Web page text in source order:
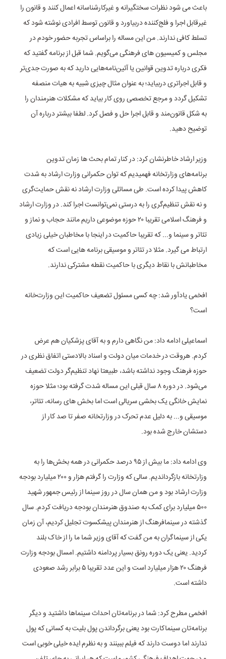
باعث می شود نظرات سختگیرانه و غیرکارشناسانه اعمال کنند و قانون را
غیرقابل اجرا و فلج‌کننده دربیاورد و قانون توسط افرادی نوشته شود که
تسلط کافی ندارند. من این مساله را براساس تجربه حضور خودم در
مجلس و کمیسیون های فرهنگی می‌گویم. شما قبل از برنامه گفتید که
فکری درباره تدوین قوانین یا آئین‌نامه‌هایی دارید که به صورت جدی‌تر
و قابل اجراتری دربیاید؛ به عنوان مثال چیزی شبیه به هیات منصفه
تشکیل گردد و مرجع تخصصی روی کار بیاید که مشکلات هنرمندان را
به شکل قانون‌مند و قابل اجرا حل و فصل کرد. لطفا بیشتر درباره آن
توضیح دهید.
وزیر ارشاد خاطرنشان کرد: در کنار تمام بحث ها زمان تدوین
برنامه‌های وزارتخانه فهمیدیم که توان حکمرانی وزارت ارشاد به شدت
کاهش پیدا کرده است‌. طی مسائلی وزارت ارشاد نه نقش حمایت‌گری
و نه نقش تنظیم‌گری را به درستی نمی‌توانست اجرا کند. در وزارت ارشاد
و فرهنگ اسلامی تقریبا ۲۰ حوزه موضوعی داریم مانند حجاب و نماز و
تئاتر و سینما و... که تقریبا حاکمیت در اینجا با مخاطبان خیلی زیادی
ارتباط می گیرد. مثلا در تئاتر و موسیقی برنامه هایی است که
مخاطبانش با نقاط دیگری با حاکمیت نقطه مشترکی ندارند.
افخمی یادآور شد: چه کسی مسئول تضعیف حاکمیت این وزارت‌خانه
است؟
اسماعیلی ادامه داد: من نگاهی دارم و به آقای پزشکیان هم عرض
کردم. هروقت در خدمات میان دولت و اسناد بالادستی اتفاق نظری در
حوزه فرهنگ وجود نداشته باشد، طبیعتا نهاد تنظیم‌گر دولت تضعیف
می‌شود. در دوره ۸ سال قبلی این مساله شدت گرفته بود؛ مثلا حوزه
نمایش خانگی یک بخشی سریالی است اما بخش های رسانه، تئاتر،
موسیقی و... به دلیل عدم تحرک در وزارتخانه صفر تا صد کار از
دستشان خارج شده بود.
وی ادامه داد: ما بیش از ۹۵ درصد حکمرانی در همه بخش‌ها را به
وزارتخانه بازگرداندیم. سالی که وزارت را گرفتم هزار و ۲۰۰ میلیارد بودجه
وزارت ارشاد بود و من همان سال در روز سینما از رئیس جمهور شهید
۵۰۰ میلیارد برای کمک به صندوق هنرمندان بودجه دریافت کردم. سال
گذشته در سینمافرهنگ از هنرمندان پیشکسوت تجلیل کردیم، آن زمان
یکی از سینماگران به من گفت که آقای وزیر شما ما را از خاک بلند
کردید. یعنی یک دوره رونق بسیار پردامنه داشتیم. امسال بودجه وزارت
فرهنگ ۲۰ هزار میلیارد است و این عدد تقریبا ۵ برابر رشد صعودی
داشته است.
افخمی مطرح کرد: شما در برنامه‌تان احداث سینماها داشتید و دیگر
برنامه‌تان سینماکارت بود یعنی برگرداندن پول بلیت به کسانی که پول
ندارند اما دوست دارند که فیلم ببینند و به نظرم ایده خیلی خوبی است